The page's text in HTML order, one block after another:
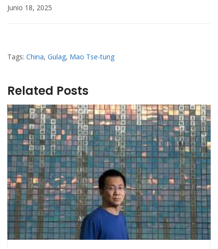
Junio 18, 2025
Tags: China, Gulag, Mao Tse-tung
Related Posts